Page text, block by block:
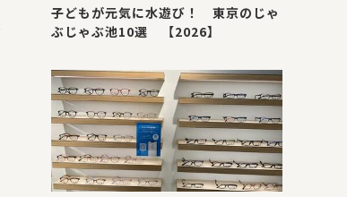
子どもが元気に水遊び！ 東京のじゃ
ぶじゃぶ池10選 【2026】